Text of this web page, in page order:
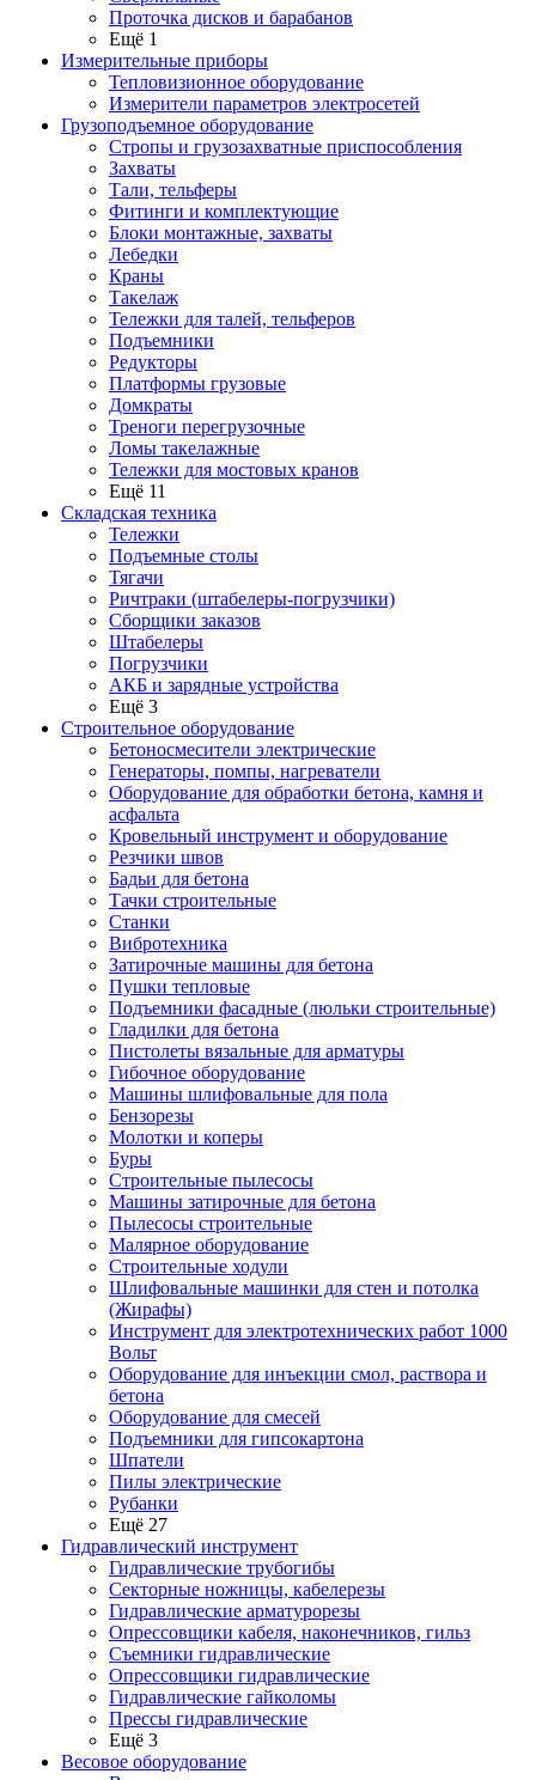
Проточка дисков и барабанов
Ещё 1
Измерительные приборы
Тепловизионное оборудование
Измерители параметров электросетей
Грузоподъемное оборудование
Стропы и грузозахватные приспособления
Захваты
Тали, тельферы
Фитинги и комплектующие
Блоки монтажные, захваты
Лебедки
Краны
Такелаж
Тележки для талей, тельферов
Подъемники
Редукторы
Платформы грузовые
Домкраты
Треноги перегрузочные
Ломы такелажные
Тележки для мостовых кранов
Ещё 11
Складская техника
Тележки
Подъемные столы
Тягачи
Ричтраки (штабелеры-погрузчики)
Сборщики заказов
Штабелеры
Погрузчики
АКБ и зарядные устройства
Ещё 3
Строительное оборудование
Бетоносмесители электрические
Генераторы, помпы, нагреватели
Оборудование для обработки бетона, камня и
асфальта
Кровельный инструмент и оборудование
Резчики швов
Бадьи для бетона
Тачки строительные
Станки
Вибротехника
Затирочные машины для бетона
Пушки тепловые
Подъемники фасадные (люльки строительные)
Гладилки для бетона
Пистолеты вязальные для арматуры
Гибочное оборудование
Машины шлифовальные для пола
Бензорезы
Молотки и коперы
Буры
Строительные пылесосы
Машины затирочные для бетона
Пылесосы строительные
Малярное оборудование
Строительные ходули
Шлифовальные машинки для стен и потолка
(Жирафы)
Инструмент для электротехнических работ 1000
Вольт
Оборудование для инъекции смол, раствора и
бетона
Оборудование для смесей
Подъемники для гипсокартона
Шпатели
Пилы электрические
Рубанки
Ещё 27
Гидравлический инструмент
Гидравлические трубогибы
Секторные ножницы, кабелерезы
Гидравлические арматурорезы
Опрессовщики кабеля, наконечников, гильз
Съемники гидравлические
Опрессовщики гидравлические
Гидравлические гайколомы
Прессы гидравлические
Ещё 3
Весовое оборудование